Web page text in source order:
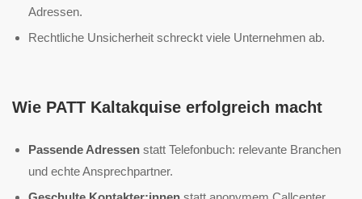
Adressen.
Rechtliche Unsicherheit schreckt viele Unternehmen ab.
Wie PATT Kaltakquise erfolgreich macht
Passende Adressen statt Telefonbuch: relevante Branchen
und echte Ansprechpartner.